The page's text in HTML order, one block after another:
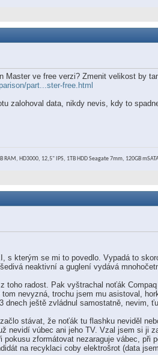
Master ve free verzi? Zmenit velikost by
part...ster-free.html
zalohoval data, nikdy nevis, kdy to
RAM, HD3000, 12,5" IPS, 1TB HDD Seagate 7mm, 120GB
s kterým se mi to povedlo. Vypadá to
neaktivní a guglení vydává
toho radost. Pak vyštrachal noťák
nevyzná, trochu jsem mu asistoval,
dnech ještě zvládnul samostatně, nevim,
stávat, že noťák tu flashku neviděl
nevidí vúbec ani jeho TV. Vzal jsem si ji
pokusu zformátovat nezaraguje vábec,
na recyklaci coby elektrošrot (data